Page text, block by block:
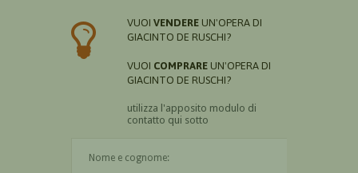
VUOI VENDERE UN'OPERA DI
GIACINTO DE RUSCHI?
VUOI COMPRARE UN'OPERA DI
GIACINTO DE RUSCHI?
utilizza l'apposito modulo di
contatto qui sotto